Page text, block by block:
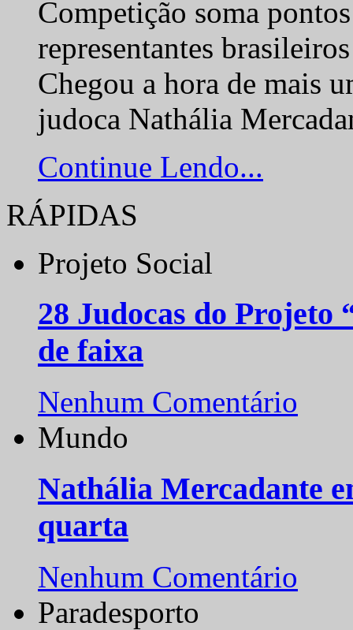
Competição soma
representantes
Chegou a hora de mais
judoca Nathália
Continue Lendo...
RÁPIDAS
Projeto Social
28 Judocas do
de faixa
Nenhum Comentário
Mundo
Nathália Mercadante
quarta
Nenhum Comentário
Paradesporto